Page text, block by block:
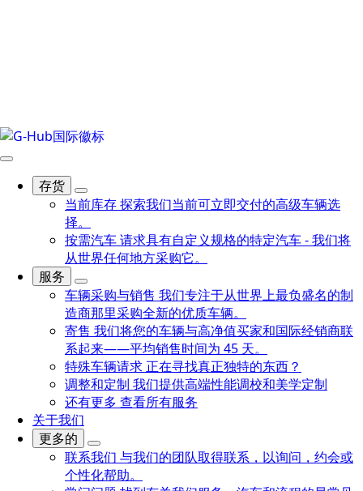
存货
当前库存探索我们当前可立即交付的高级车辆选
择。
按需汽车请求具有自定义规格的特定汽车 - 我们将
从世界任何地方采购它。
服务
车辆采购与销售 我们专注于从世界上最负盛名的制
造商那里采购全新的优质车辆。
寄售 我们将您的车辆与高净值买家和国际经销商联
系起来——平均销售时间为 45 天。
特殊车辆请求 正在寻找真正独特的东西？
调整和定制 我们提供高端性能调校和美学定制
还有更多 查看所有服务
关于我们
更多的
联系我们 与我们的团队取得联系，以询问，约会或
个性化帮助。